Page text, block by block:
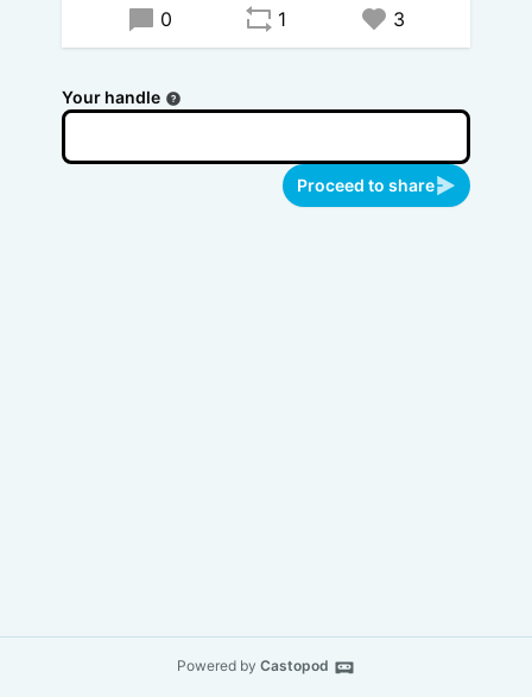
0 1 3
Your handle
Proceed to share
Powered by Castopod